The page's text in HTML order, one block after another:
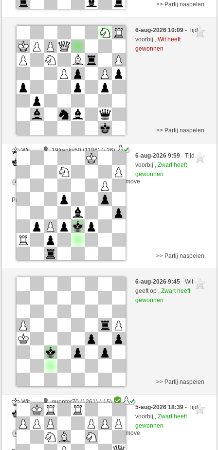
Wit
bicklebauski (1105) (+28)
senzienti (1286) (-24)
Speelduur: 3 minutes/side + 3 seconds/move
Partij telt mee voor de ranglijst
>> Partij naspelen
6-aug-2026 10:09- Tijd
voorbij ,Wit heeft
gewonnen
Wit
19franky50 (1186) (+26)
senzienti (1307) (-21)
Speelduur: 3 minutes/side + 3 seconds/move
Partij telt mee voor de ranglijst
>> Partij naspelen
6-aug-2026 9:59- Tijd
voorbij ,Zwart heeft
gewonnen
Wit
Svenstrop (1213) (-12)
Partij telt mee voor de ranglijst
>> Partij naspelen
6-aug-2026 9:45- Wit
geeft op ,Zwart heeft
gewonnen
Wit
guenter70 (1261) (-15)
Zwart
senzienti (1280) (+15)
Speelduur: 3 minutes/side + 3 seconds/move
>> Partij naspelen
5-aug-2026 18:39- Tijd
voorbij ,Zwart heeft
gewonnen